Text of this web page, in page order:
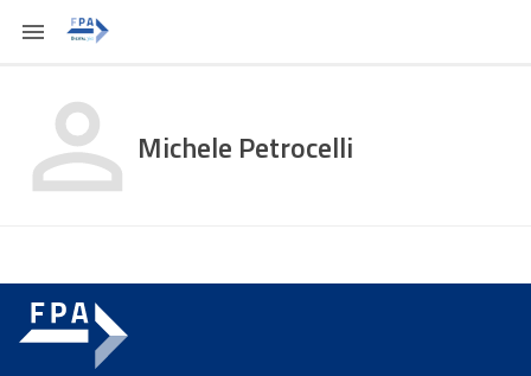
Michele Petrocelli